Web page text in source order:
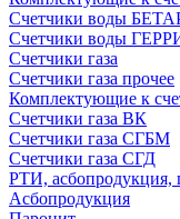
Счетчики воды
Счетчики воды
Счетчики газа
Счетчики газа прочее
Комплектующие к
Счетчики газа ВК
Счетчики газа СГБМ
Счетчики газа СГД
РТИ, асбопродукция,
Асбопродукция